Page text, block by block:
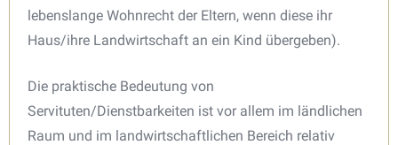
lebenslange Wohnrecht der Eltern, wenn diese ihr
Haus/ihre Landwirtschaft an ein Kind übergeben).
Die praktische Bedeutung von
Servituten/Dienstbarkeiten ist vor allem im ländlichen
Raum und im landwirtschaftlichen Bereich relativ